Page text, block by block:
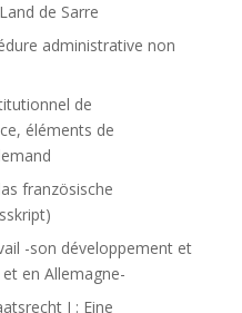
de Sarre
administrative non
de
éléments de
französische
-son développement et
en Allemagne-
I : Eine